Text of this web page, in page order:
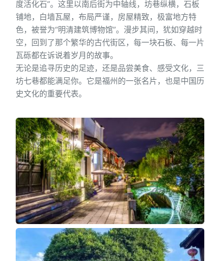
度活化石”。这里以南后街为中轴线，坊巷纵横，石板
铺地，白墙瓦屋，布局严谨，房屋精致，极富地方特
色，被誉为“明清建筑博物馆”。漫步其间，犹如穿越时
空，回到了那个繁华的古代街区，每一块石板、每一片
瓦砾都在诉说着岁月的故事。
无论是追寻历史的足迹，还是品尝美食、感受文化，三
坊七巷都能满足你。它是福州的一张名片，也是中国历
史文化的重要代表。